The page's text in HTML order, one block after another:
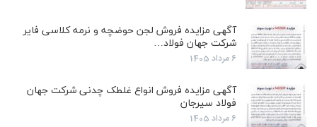
آگهی مزایده فروش لجن حوضچه و نرمه کلاسی فایر
شرکت جهان فولاد…
6 مرداد 1405
آگهی مزایده فروش انواع غلطک چدنی شرکت جهان
فولاد سیرجان
6 مرداد 1405